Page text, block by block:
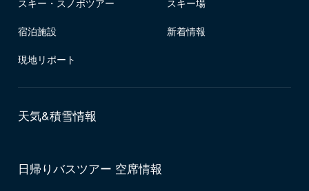
スキー・スノボツアー スキー場
宿泊施設 新着情報
現地リポート
天気&積雪情報
日帰りバスツアー 空席情報